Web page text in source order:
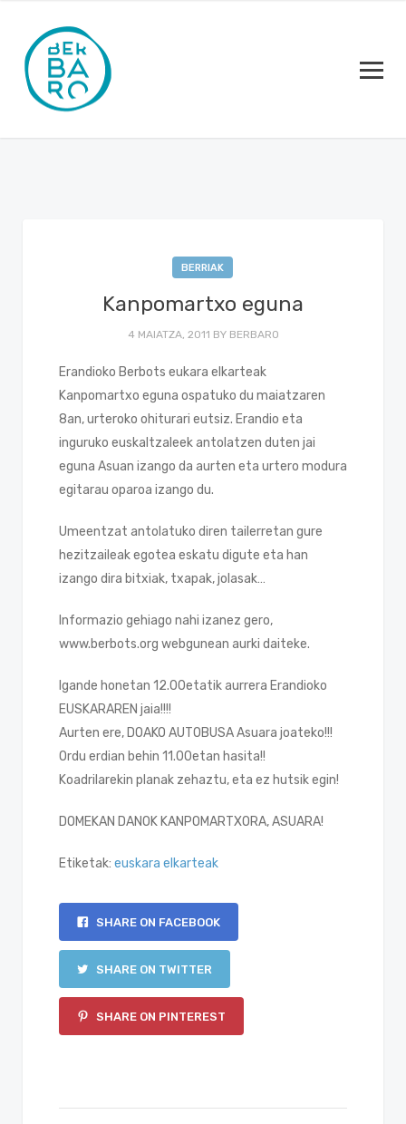
BERRIAK
Kanpomartxo eguna
4 MAIATZA, 2011 BY BERBARO
Erandioko Berbots eukara elkarteak
Kanpomartxo eguna ospatuko du maiatzaren
8an, urteroko ohiturari eutsiz. Erandio eta
inguruko euskaltzaleek antolatzen duten jai
eguna Asuan izango da aurten eta urtero modura
egitarau oparoa izango du.
Umeentzat antolatuko diren tailerretan gure
hezitzaileak egotea eskatu digute eta han
izango dira bitxiak, txapak, jolasak…
Informazio gehiago nahi izanez gero,
www.berbots.org webgunean aurki daiteke.
Igande honetan 12.00etatik aurrera Erandioko
EUSKARAREN jaia!!!!
Aurten ere, DOAKO AUTOBUSA Asuara joateko!!!
Ordu erdian behin 11.00etan hasita!!
Koadrilarekin planak zehaztu, eta ez hutsik egin!
DOMEKAN DANOK KANPOMARTXORA, ASUARA!
Etiketak: euskara elkarteak
SHARE ON FACEBOOK
SHARE ON TWITTER
SHARE ON PINTEREST